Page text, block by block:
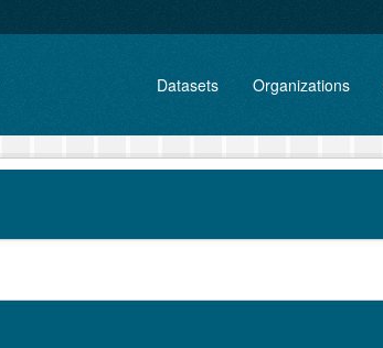
Datasets Organizations